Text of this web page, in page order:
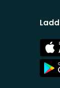
App
Store
App
Store